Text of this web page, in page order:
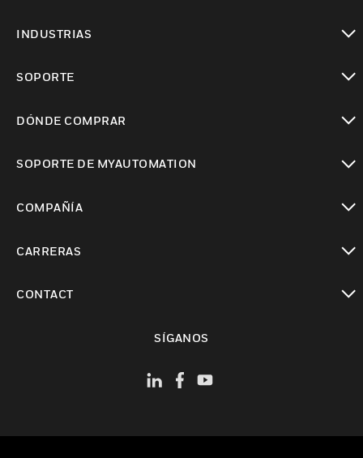
INDUSTRIAS
SOPORTE
DÓNDE COMPRAR
SOPORTE DE MYAUTOMATION
COMPAÑÍA
CARRERAS
CONTACT
SÍGANOS